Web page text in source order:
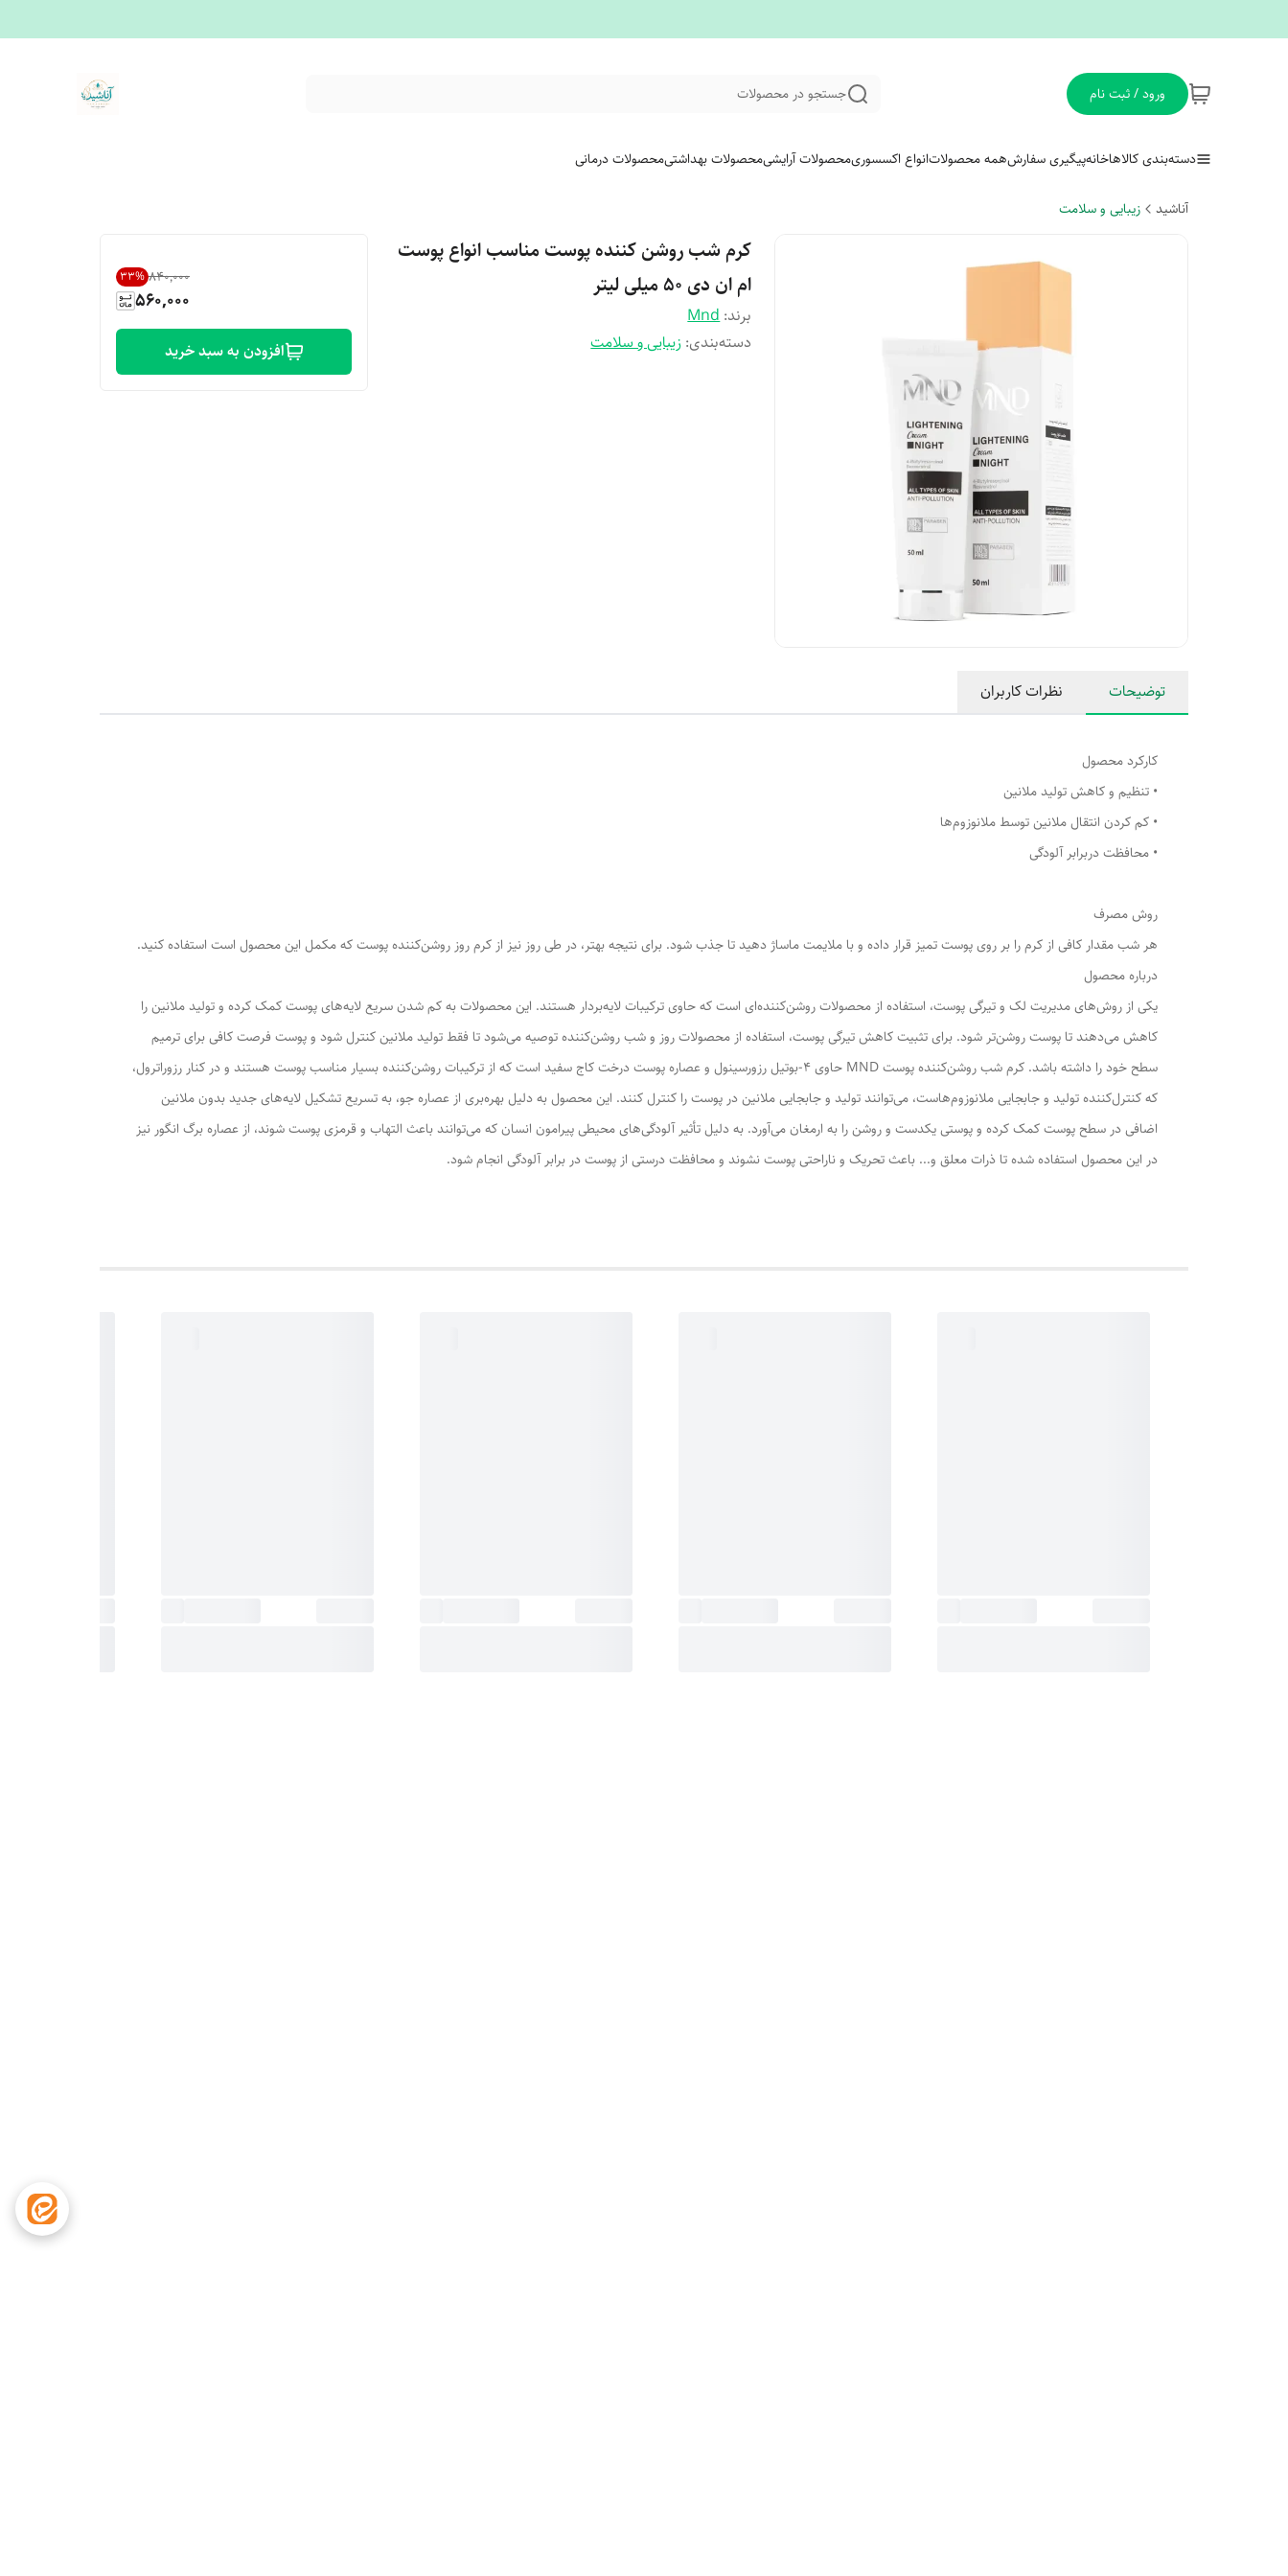
ورود / ثبت نام جستجو در محصولات
دسته‌بندی کالاهاخانهپیگیری سفارشهمه محصولاتانواع اکسسوریمحصولات آرایشیمحصولات بهداشتیمحصولات درمانی
آناشید زیبایی و سلامت
کرم شب روشن کننده پوست مناسب انواع پوست
ام ان دی 50 میلی لیتر
برند:Mnd
دسته‌بندی: زیبایی و سلامت
۸۴۰٬۰۰۰ 33%
560,000
افزودن به سبد خرید
توضیحات نظرات کاربران
کارکرد محصول
• تنظیم و کاهش تولید ملانین
• کم کردن انتقال ملانین توسط ملانوزوم‌ها
• محافظت دربرابر آلودگی
روش مصرف
هر شب مقدار کافی از کرم را بر روی پوست تمیز قرار داده و با ملایمت ماساژ دهید تا جذب شود. برای نتیجه بهتر، در طی روز نیز از کرم روز روشن‌کننده پوست که مکمل این محصول است استفاده کنید.
درباره محصول
یکی از روش‌های مدیریت لک و تیرگی پوست، استفاده از محصولات روشن‌کننده‌ای است که حاوی ترکیبات لایه‌بردار هستند. این محصولات به کم شدن سریع لایه‌های پوست کمک کرده و تولید ملانین را
کاهش می‌دهند تا پوست روشن‌تر شود. برای تثبیت کاهش تیرگی پوست، استفاده از محصولات روز و شب روشن‌کننده توصیه می‌شود تا فقط تولید ملانین کنترل شود و پوست فرصت کافی برای ترمیم
سطح خود را داشته باشد. کرم شب روشن‌کننده پوست MND حاوی 4-بوتیل رزورسینول و عصاره پوست درخت کاج سفید است که از ترکیبات روشن‌کننده بسیار مناسب پوست هستند و در کنار رزوراترول،
که کنترل‌کننده تولید و جابجایی ملانوزوم‌هاست، می‌توانند تولید و جابجایی ملانین در پوست را کنترل کنند. این محصول به دلیل بهره‌بری از عصاره جو، به تسریع تشکیل لایه‌های جدید بدون ملانین
اضافی در سطح پوست کمک کرده و پوستی یکدست و روشن را به ارمغان می‌آورد. به دلیل تأثیر آلودگی‌های محیطی پیرامون انسان که می‌توانند باعث التهاب و قرمزی پوست شوند، از عصاره برگ انگور نیز
در این محصول استفاده شده تا ذرات معلق و... باعث تحریک و ناراحتی پوست نشوند و محافظت درستی از پوست در برابر آلودگی انجام شود.